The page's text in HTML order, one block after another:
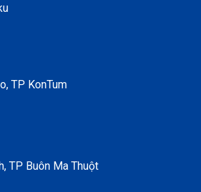
TP KonTum
TP Buôn Ma Thuột